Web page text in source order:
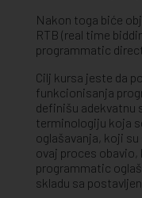
Nakon toga biće
RTB (real time
programmatic
Cilj kursa jeste da
funkcionisanja
definišu adekvatnu
terminologiju koja
oglašavanja, koji
ovaj proces obavio,
programmatic
skladu sa